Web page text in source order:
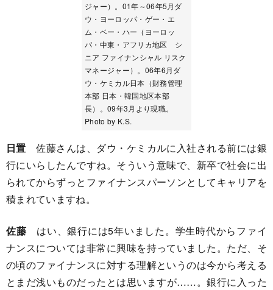
ジャー）。01年～06年5月ダ
ウ・ヨーロッパ・ゲー・エ
ム・ベー・ハー（ヨーロッ
パ・中東・アフリカ地区 シ
ニア ファイナンシャル リスク
マネージャー）。06年6月ダ
ウ・ケミカル日本（財務管理
本部 日本・韓国地区本部
長）。09年3月より現職。
Photo by K.S.
日置 佐藤さんは、ダウ・ケミカルに入社される前には銀
行にいらしたんですね。そういう意味で、新卒で社会に出
られてからずっとファイナンスパーソンとしてキャリアを
積まれていますね。
佐藤 はい、銀行には5年いました。学生時代からファイ
ナンスについては非常に興味を持っていました。ただ、そ
の頃のファイナンスに対する理解というのは今から考える
とまだ浅いものだったとは思いますが……。銀行に入った